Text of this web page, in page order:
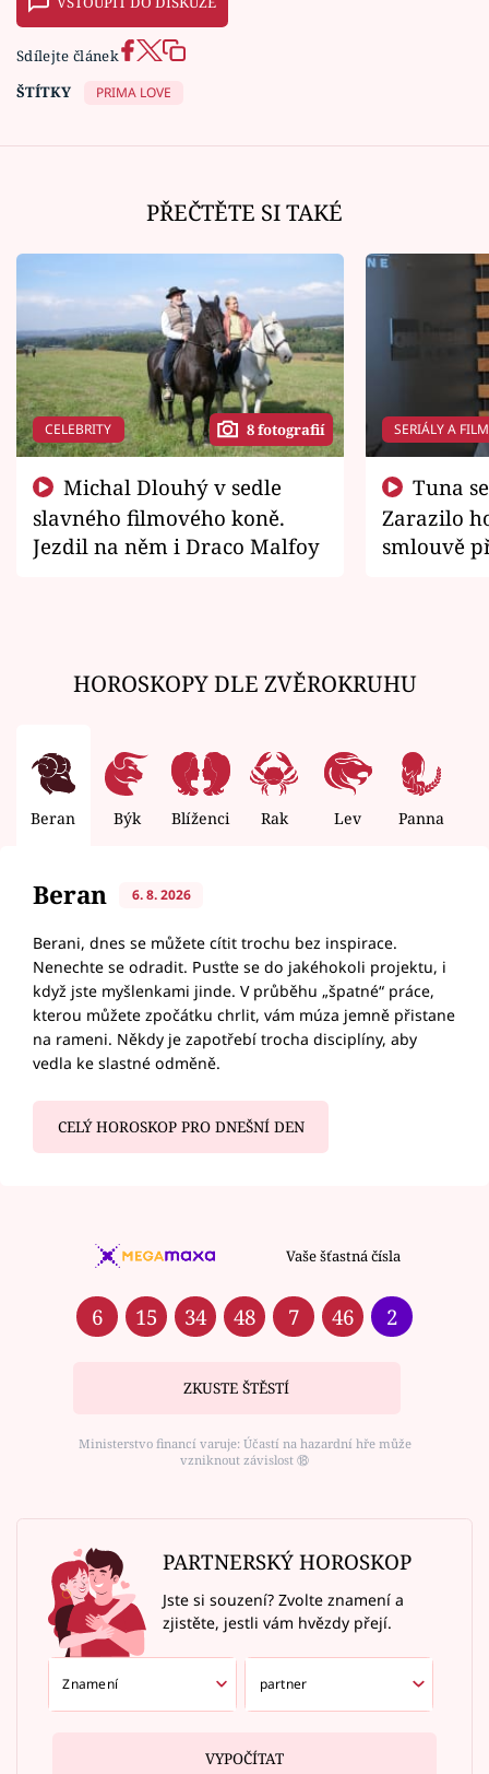
Sdílejte článek
ŠTÍTKY
PRIMA LOVE
PŘEČTĚTE SI TAKÉ
CELEBRITY 8 fotografií
slavného filmového koně.
Jezdil na něm i Draco Malfoy
SERIÁLY A
Zarazilo
smlouvě
HOROSKOPY DLE ZVĚROKRUHU
Beran Býk Blíženci Rak Lev Panna
Beran 6. 8. 2026
Berani, dnes se můžete cítit trochu bez inspirace.
Nenechte se odradit. Pusťte se do jakéhokoli projektu, i
když jste myšlenkami jinde. V průběhu „špatné“ práce,
kterou můžete zpočátku chrlit, vám múza jemně přistane
na rameni. Někdy je zapotřebí trocha disciplíny, aby
vedla ke slastné odměně.
CELÝ HOROSKOP PRO DNEŠNÍ DEN
Vaše šťastná čísla
6 15 34 48 7 46 2
ZKUSTE ŠTĚSTÍ
Ministerstvo financí varuje: Účastí na hazardní hře může
vzniknout závislost ⑱
PARTNERSKÝ HOROSKOP
Jste si souzení? Zvolte znamení a
zjistěte, jestli vám hvězdy přejí.
VYPOČÍTAT